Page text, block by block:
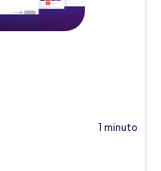
1 minuto